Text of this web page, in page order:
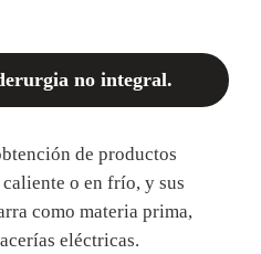
no integral.
de productos
o en frío, y sus
como materia prima,
eléctricas.